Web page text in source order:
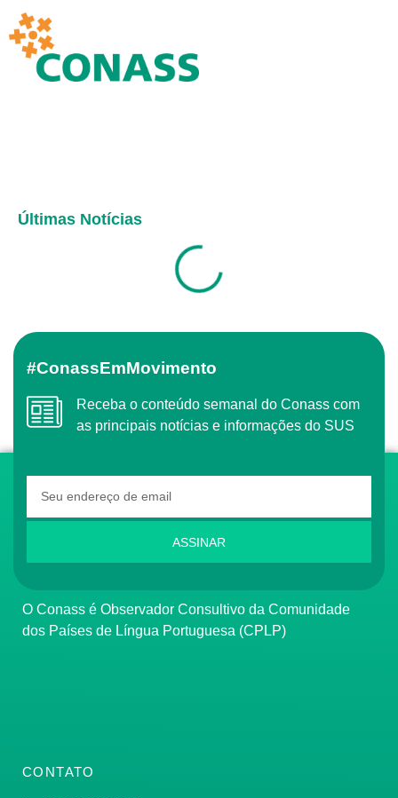
Últimas Notícias
#ConassEmMovimento
Receba o conteúdo semanal do Conass com
as principais notícias e informações do SUS
ASSINAR
O Conass é Observador Consultivo da Comunidade
dos Países de Língua Portuguesa (CPLP)
CONTATO